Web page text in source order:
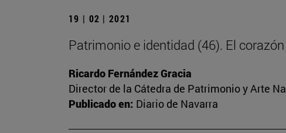
19 | 02 | 2021
Patrimonio e identidad (46). El
Ricardo Fernández Gracia
Director de la Cátedra de Patrimonio y Arte
Publicado en: Diario de Navarra